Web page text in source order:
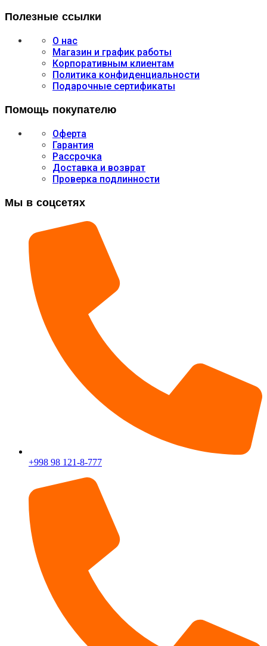
Полезные ссылки
О нас
Магазин и график работы
Корпоративным клиентам
Политика конфиденциальности
Подарочные сертификаты
Помощь покупателю
Оферта
Гарантия
Рассрочка
Доставка и возврат
Проверка подлинности
Мы в соцсетях
+998 98 121-8-777